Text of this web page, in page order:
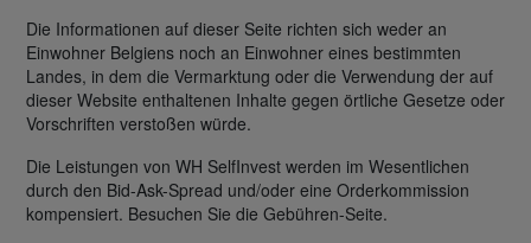
Die Informationen auf dieser Seite richten sich weder an
Einwohner Belgiens noch an Einwohner eines bestimmten
Landes, in dem die Vermarktung oder die Verwendung der auf
dieser Website enthaltenen Inhalte gegen örtliche Gesetze oder
Vorschriften verstoßen würde.
Die Leistungen von WH SelfInvest werden im Wesentlichen
durch den Bid-Ask-Spread und/oder eine Orderkommission
kompensiert. Besuchen Sie die Gebühren-Seite.